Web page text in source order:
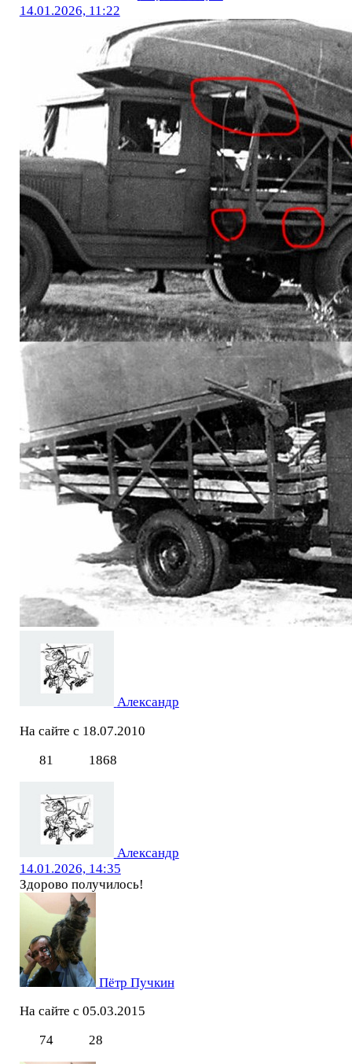
14.01.2026, 11:22
Александр
На сайте с 18.07.2010
81
1868
Александр
14.01.2026, 14:35
Здорово получилось!
Пётр Пучкин
На сайте с 05.03.2015
74
28